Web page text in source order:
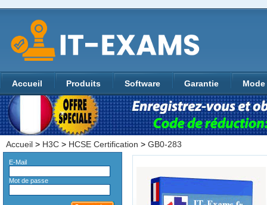
Accueil Produits Software Garantie
Accueil > H3C > HCSE Certification > GB0-283
E-Mail
Mot de passe